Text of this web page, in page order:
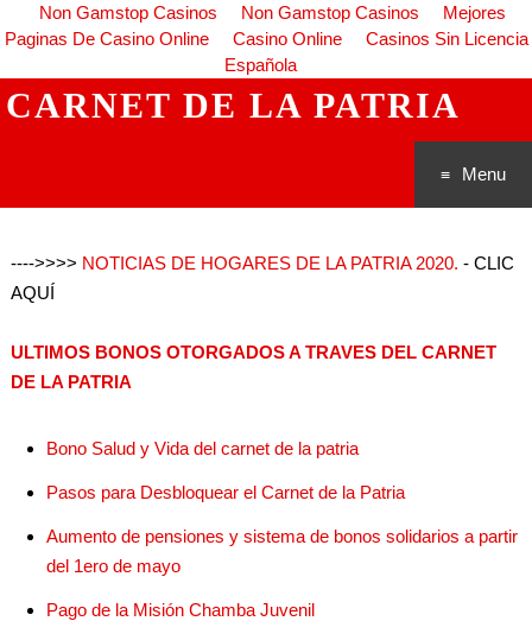
Non Gamstop Casinos Non Gamstop Casinos
Mejores
Paginas De Casino Online
Casino Online
Casinos Sin Licencia
Española
CARNET DE LA PATRIA
Menu
---->>>> NOTICIAS DE HOGARES DE LA PATRIA 2020. - CLIC
AQUÍ
ULTIMOS BONOS OTORGADOS A TRAVES DEL CARNET
DE LA PATRIA
Bono Salud y Vida del carnet de la patria
Pasos para Desbloquear el Carnet de la Patria
Aumento de pensiones y sistema de bonos solidarios a partir
del 1ero de mayo
Pago de la Misión Chamba Juvenil